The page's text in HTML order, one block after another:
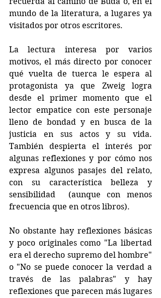
mundo de la literatura, a lugares ya
visitados por otros escritores.
La lectura interesa por varios
motivos, el más directo por conocer
qué vuelta de tuerca le espera al
protagonista ya que Zweig logra
desde el primer momento que el
lector empatice con este personaje
lleno de bondad y en busca de la
justicia en sus actos y su vida.
También despierta el interés por
algunas reflexiones y por cómo nos
expresa algunos pasajes del relato,
con su característica belleza y
sensibilidad  (aunque con menos
frecuencia que en otros libros).
No obstante hay reflexiones básicas
y poco originales como "La libertad
era el derecho supremo del hombre"
o "No se puede conocer la verdad a
través de las palabras" y hay
reflexiones que parecen más lugares